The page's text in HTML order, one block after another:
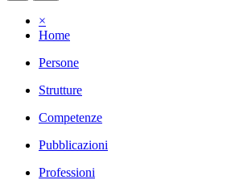
×
Home
Persone
Strutture
Competenze
Pubblicazioni
Professioni